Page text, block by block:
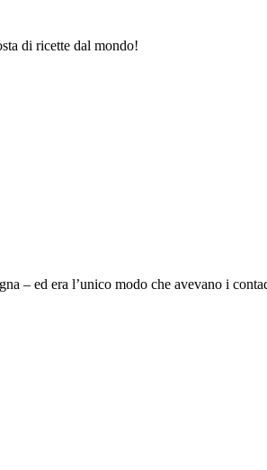
di ricette dal mondo!
– ed era l’unico modo che avevano i